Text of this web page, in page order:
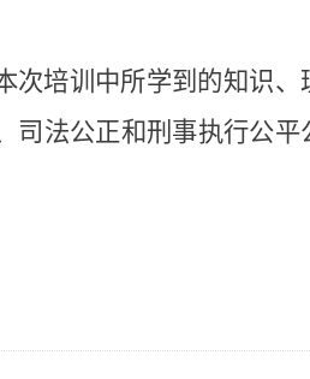
培训中所学到的知识、
法公正和刑事执行公平